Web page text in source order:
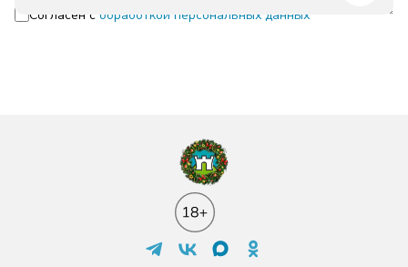
Согласен с обработкой персональных данных